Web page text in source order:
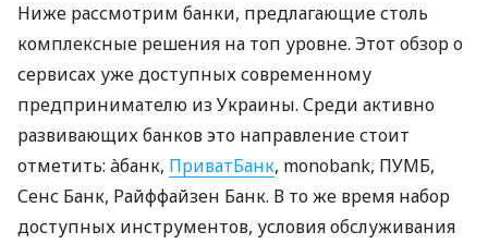
Ниже рассмотрим банки, предлагающие столь
комплексные решения на топ уровне. Этот обзор о
сервисах уже доступных современному
предпринимателю из Украины. Среди активно
развивающих банков это направление стоит
отметить: àбанк, ПриватБанк, monobank, ПУМБ,
Сенс Банк, Райффайзен Банк. В то же время набор
доступных инструментов, условия обслуживания